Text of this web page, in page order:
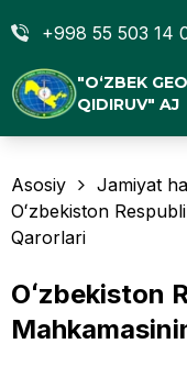
+998 55 503 14
"O‘ZBEK
QIDIRUV" AJ
Asosiy Jamiyat
Oʻzbekiston
Qarorlari
Oʻzbekiston